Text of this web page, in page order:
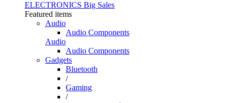
ELECTRONICS Big Sales
Featured items
Audio
Audio Components
Audio
Audio Components
Gadgets
Bluetooth
/
Gaming
/